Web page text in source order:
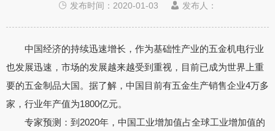
发布时间：2020-01-03 发布人：
中国经济的持续迅速增长，作为基础性产业的五金机电行业
也发展迅速，市场的发展越来越受到重视，目前已成为世界上重
要的五金制品大国。据了解，中国目前有五金生产销售企业4万多
家，行业年产值为1800亿元。
专家预测：到2020年，中国工业增加值占全球工业增加值的